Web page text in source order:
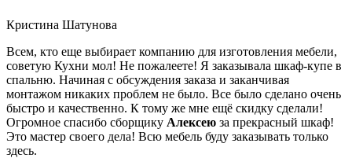
Кристина Шатунова
Всем, кто еще выбирает компанию для изготовления мебели,
советую Кухни мол! Не пожалеете! Я заказывала шкаф-купе в
спальню. Начиная с обсуждения заказа и заканчивая
монтажом никаких проблем не было. Все было сделано очень
быстро и качественно. К тому же мне ещё скидку сделали!
Огромное спасибо сборщику Алексею за прекрасный шкаф!
Это мастер своего дела! Всю мебель буду заказывать только
здесь.